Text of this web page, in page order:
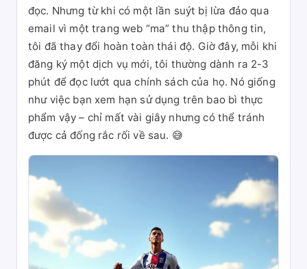
đọc. Nhưng từ khi có một lần suýt bị lừa đảo qua
email vì một trang web “ma” thu thập thông tin,
tôi đã thay đổi hoàn toàn thái độ. Giờ đây, mỗi khi
đăng ký một dịch vụ mới, tôi thường dành ra 2-3
phút để đọc lướt qua chính sách của họ. Nó giống
như việc bạn xem hạn sử dụng trên bao bì thực
phẩm vậy – chỉ mất vài giây nhưng có thể tránh
được cả đống rắc rối về sau. 😅